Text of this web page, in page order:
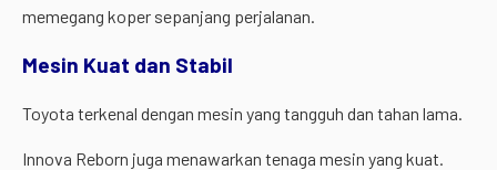
memegang koper sepanjang perjalanan.
Mesin Kuat dan Stabil
Toyota terkenal dengan mesin yang tangguh dan tahan lama.
Innova Reborn juga menawarkan tenaga mesin yang kuat.